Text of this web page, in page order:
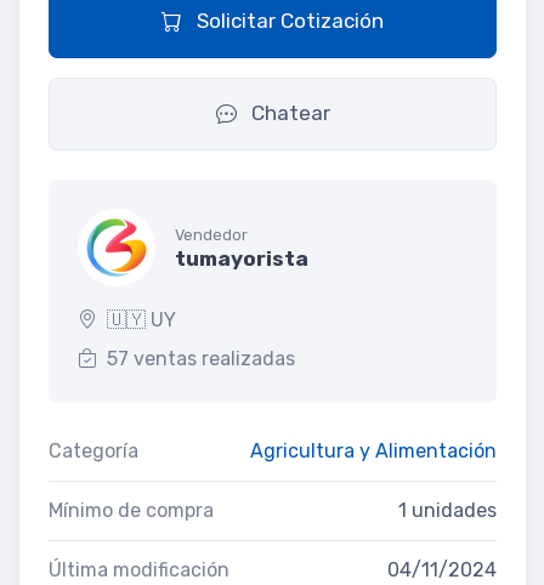
Solicitar Cotización
Chatear
Vendedor
tumayorista
🇺🇾 UY
57 ventas realizadas
Categoría Agricultura y Alimentación
Mínimo de compra 1 unidades
Última modificación 04/11/2024